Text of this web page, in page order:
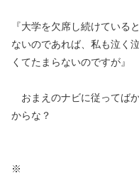
『大学を欠席し続けている
ないのであれば、私も泣く
くてたまらないのですが』
おまえのナビに従ってば
からな？
※